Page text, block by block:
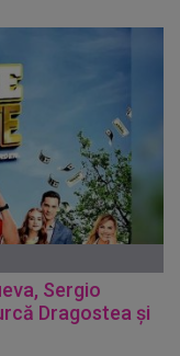
Sergio
Dragostea și